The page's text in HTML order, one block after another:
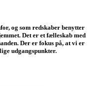
og som redskaber benytter
Det er et fælleskab med
Der er fokus på, at vi er
udgangspunkter.